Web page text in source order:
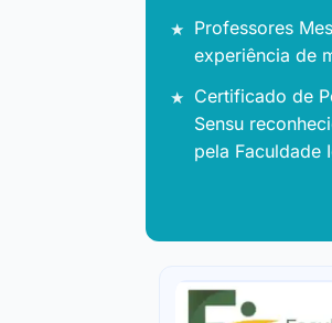
Professores
experiência de
Certificado de
Sensu
pela Faculdade